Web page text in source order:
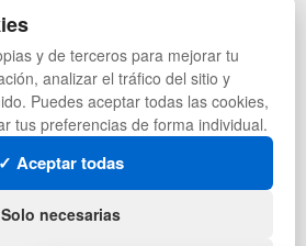
MUEBLES VINTAGE
MUEBLES HOSTELERÍA
SUMINISTROS HOSTELERÍA
TIENDA DE DEPORTES
LOTES DE NAVIDAD
GESTIÓN DE RESIDUOS
y de terceros para mejorar tu
analizar el tráfico del sitio y
Puedes aceptar todas las cookies,
tus preferencias de forma individual.
✓ Aceptar todas
Solo necesarias